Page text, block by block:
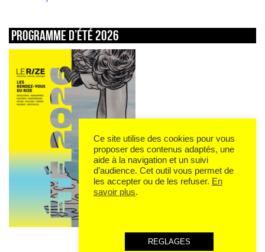
Programme d’été 2026
Ce site utilise des cookies pour vous
proposer des contenus adaptés, une
aide à la navigation et un suivi
d’audience. Cet outil vous permet de
les accepter ou de les refuser. En
savoir plus.
REGLAGES